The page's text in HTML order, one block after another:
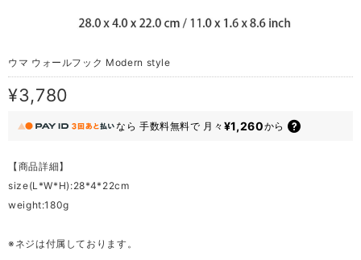
ウマ ウォールフック Modern style
¥3,780
なら 手数料無料で 月々 ¥1,260から
【商品詳細】
size(L*W*H):28*4*22cm
weight:180g
※ネジは付属しております。